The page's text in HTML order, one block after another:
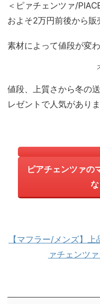
＜ピァチェンツァ/
およそ2万円前後から販
素材によって値段が変わ
値段、上質さから冬の
レゼントで人気がありま
ピアチェンツァの
【マフラー/メンズ】
ァチェンツ